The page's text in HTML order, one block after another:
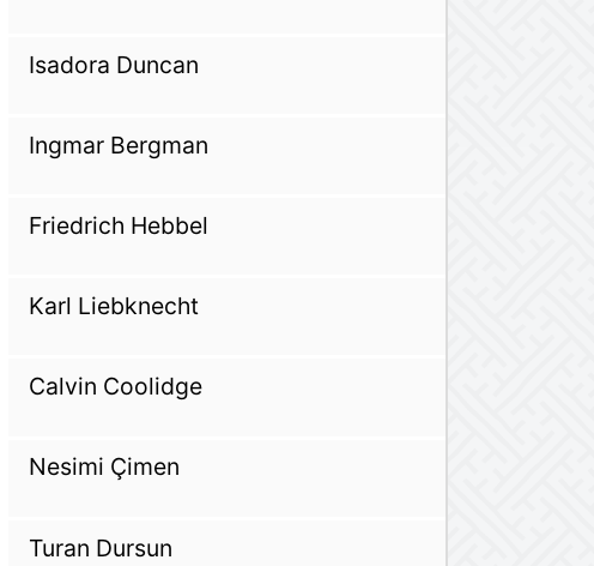
Isadora Duncan
Ingmar Bergman
Friedrich Hebbel
Karl Liebknecht
Calvin Coolidge
Nesimi Çimen
Turan Dursun